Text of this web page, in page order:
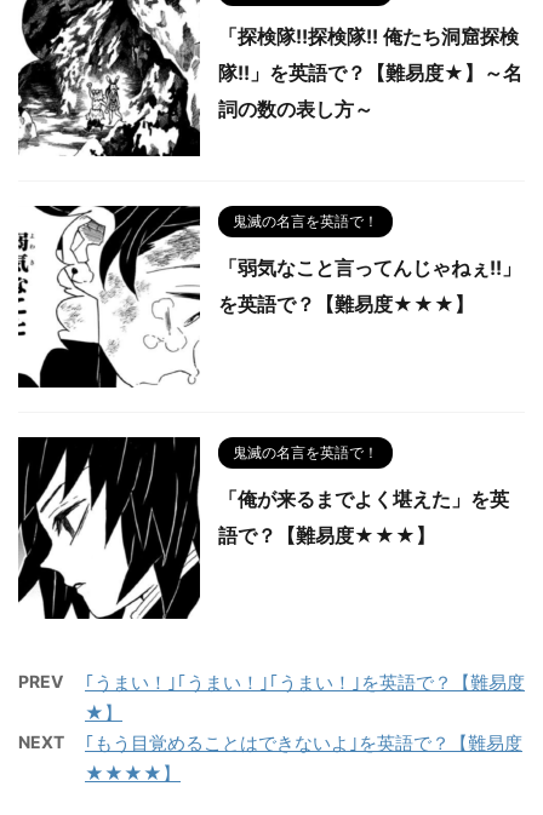
「探検隊!!探検隊!! 俺たち洞窟探検
隊!!」を英語で？【難易度★】～名
詞の数の表し方～
鬼滅の名言を英語で！
「弱気なこと言ってんじゃねぇ!!」
を英語で？【難易度★★★】
鬼滅の名言を英語で！
「俺が来るまでよく堪えた」を英
語で？【難易度★★★】
PREV
｢うまい！｣｢うまい！｣｢うまい！｣を英語で？【難易度
★】
NEXT
｢もう目覚めることはできないよ｣を英語で？【難易度
★★★★】